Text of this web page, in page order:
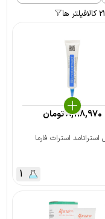
21 کالا فیلتر ها
استراتامد استرات فارما
8,118,970تومان
1